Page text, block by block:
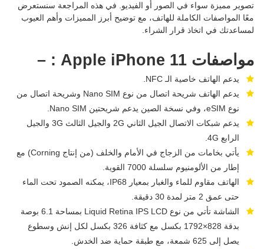
تصوير مميزة سواء في الصور أو الفيديو. في هذه المراجعة سنستعرض
معًا المواصفات الكاملة للهاتف، مع توضيح أبرز المميزات وأهم العيوب
لمساعدتك في اتخاذ قرار الشراء.
مواصفات Apple iPhone 11 : –
يدعم الهاتف خاصية الـ NFC.
يدعم الهاتف شريحة اتصال من نوع Nano SIM وشريحة اتصال من
نوع eSIM، وفي نسخة الصين يدعم شريحتين Nano SIM.
يدعم شبكات الاتصال الجيل الثاني 2G والجيل الثالث 3G والجيل
الرابع 4G.
يأتي بخامات من الزجاج في الأمام والخلف (من إنتاج Corning) مع
إطار من الألومنيوم سلسلة 7000 القوية.
الهاتف مقاوم للماء والغبار بمعيار IP68، يمكنه الصمود تحت الماء
حتى عمق 2 متر لمدة 30 دقيقة.
الشاشة تأتي من نوع Liquid Retina IPS LCD بمساحة 6.1 بوصة
بدقة 828×1792 بكسل مع كثافة 326 بكسل لكل إنش وسطوع
يصل إلى 625 شمعة، مع طبقة حماية ضد الخدش.